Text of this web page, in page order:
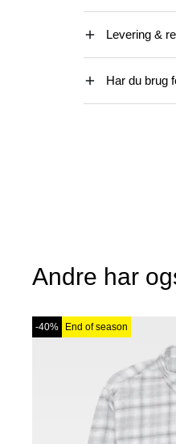
Levering &
Har du brug
Andre har
-40% End of season